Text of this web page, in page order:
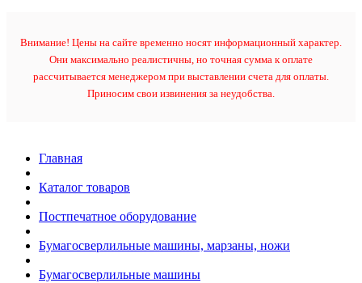
Внимание! Цены на сайте временно носят информационный характер.
Они максимально реалистичны, но точная сумма к оплате
рассчитывается менеджером при выставлении счета для оплаты.
Приносим свои извинения за неудобства.
Главная
Каталог товаров
Постпечатное оборудование
Бумагосверлильные машины, марзаны, ножи
Бумагосверлильные машины